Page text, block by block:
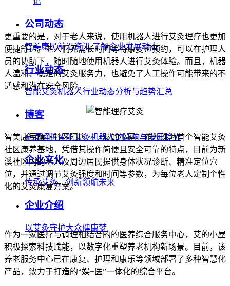
公司动态
智美康民前沿资讯,了解企业发展动态
行业动态
智能艾灸机器人行业动态分析与趋势汇总
博客
全面解析智能艾灸机器人的影响与发展趋势
企业文化
传承艾灸，创新领航未来
企业介绍
以艾灸守护大众健康梦
更重要的是，对于老人来说，使用机器人进行艾灸理疗也更加
便捷舒适。老人们无需长时间等待康复师预约，可以在护理人
员的协助下，随时随地使用机器人进行艾灸体验。而且，机器
人温和、稳定的艾灸服务力，也避免了人工操作可能带来的不
适感和潜在安全风险。
智美康民旗下社区门店——艾的小屋，作为珠海首个智能艾灸
社区康养基地，凭借其操作简便且安全可靠的特点，目前为新
溪社区内的老人及周边居民提供身体状况诊断、精准定位穴
位，并通过调节艾灸强度和时间等参数，为每位老人定制个性
化的艾灸康复方案。
作为一家医疗与调理相结合的的医养综合服务中心，艾的小屋
积极探索科技赋能，以数字化重塑养老机构新场景。目前，该
养老服务中心已在康复、护理和康乐等领域部署了多种智慧化
产品，致力于打造的“娱+医”一体化的综合平台。